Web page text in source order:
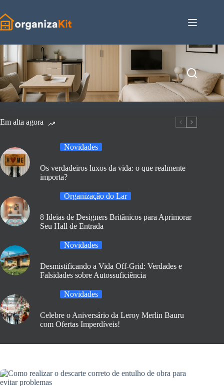
para
o
conteúdo
Em alta agora
Novidades
Os verdadeiros luxos da vida: o que realmente
importa?
Organização do Lar
8 Ideias de Designers Britânicos para Aprimorar
Seu Hall de Entrada
Novidades
Desmistificando a Vida Off-Grid: Verdades e
Falsidades sobre Autossuficiência
Novidades
Celebre o Aniversário da Leroy Merlin Bauru
com Ofertas Imperdíveis!